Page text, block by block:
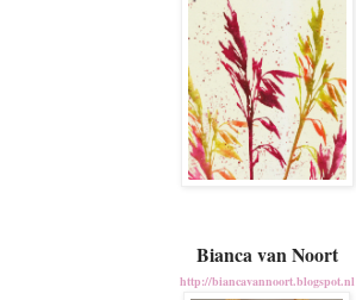
Bianca van Noort
http://biancavannoort.blogspot.nl